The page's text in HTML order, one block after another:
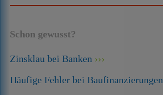
Schon gewusst?
Zinsklau bei Banken
Häufige Fehler bei Baufinanzierungen